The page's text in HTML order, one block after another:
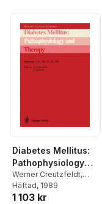
Diabetes Mellitus:
Pathophysiology
and Therapy
Werner Creutzfeldt,
Pierre J. Lefebvre
Häftad, 1989
1 103 kr